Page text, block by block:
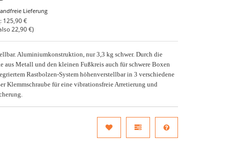
Lieferung
: 125,90 €
also 22,90 €)
Aluminiumkonstruktion, nur 3,3 kg schwer. Durch die
aus Metall und den kleinen Fußkreis auch für schwere Boxen
Rastbolzen-System höhenverstellbar in 3 verschiedene
Klemmschraube für eine vibrationsfreie Arretierung und